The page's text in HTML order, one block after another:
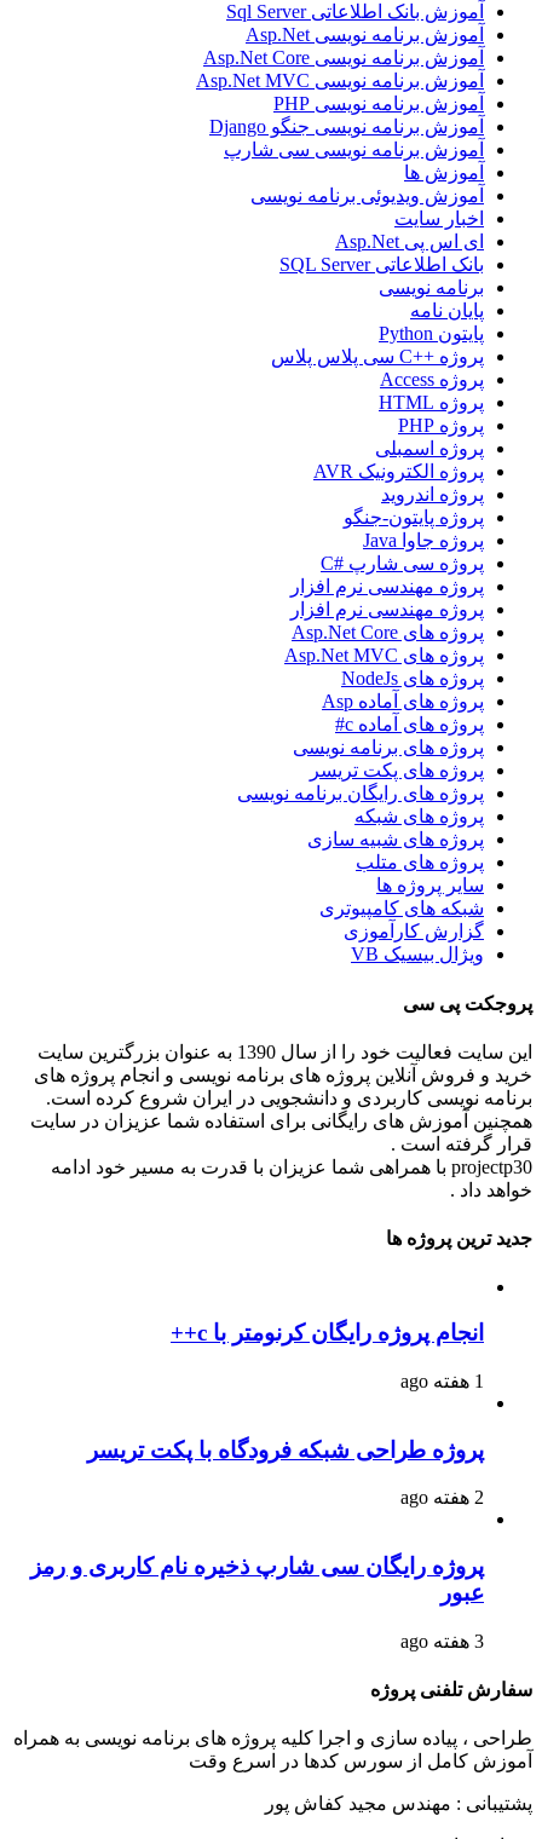
آموزش بانک اطلاعاتی Sql Server
آموزش برنامه نویسی Asp.Net
آموزش برنامه نویسی Asp.Net Core
آموزش برنامه نویسی Asp.Net MVC
آموزش برنامه نویسی PHP
آموزش برنامه نویسی جنگو Django
آموزش برنامه نویسی سی شارپ
آموزش ها
آموزش ویدیوئی برنامه نویسی
اخبار سایت
ای اس پی Asp.Net
بانک اطلاعاتی SQL Server
برنامه نویسی
پایان نامه
پایتون Python
پروژه ++C سی پلاس پلاس
پروژه Access
پروژه HTML
پروژه PHP
پروژه اسمبلی
پروژه الکترونیک AVR
پروژه اندروید
پروژه پایتون-جنگو
پروژه جاوا Java
پروژه سی شارپ #C
پروژه مهندسی نرم افزار
پروژه مهندسی نرم افزار
پروژه های Asp.Net Core
پروژه های Asp.Net MVC
پروژه های NodeJs
پروژه های آماده Asp
پروژه های آماده c#
پروژه های برنامه نویسی
پروژه های پکت تریسر
پروژه های رایگان برنامه نویسی
پروژه های شبکه
پروژه های شبیه سازی
پروژه های متلب
سایر پروژه ها
شبکه های کامپیوتری
گزارش کارآموزی
ویژال بیسیک VB
پروجکت پی سی
این سایت فعالیت خود را از سال 1390 به عنوان بزرگترین سایت
خرید و فروش آنلاین پروژه های برنامه نویسی و انجام پروژه های
برنامه نویسی کاربردی و دانشجویی در ایران شروع کرده است.
همچنین آموزش های رایگانی برای استفاده شما عزیزان در سایت
قرار گرفته است .
projectp30 با همراهی شما عزیزان با قدرت به مسیر خود ادامه
خواهد داد .
جدید ترین پروژه ها
انجام پروژه رایگان کرنومتر با c++
1 هفته ago
پروژه طراحی شبکه فرودگاه با پکت تریسر
2 هفته ago
پروژه رایگان سی شارپ ذخیره نام کاربری و رمز
عبور
3 هفته ago
سفارش تلفنی پروژه
طراحی ، پیاده سازی و اجرا کلیه پروژه های برنامه نویسی به همراه
آموزش کامل از سورس کدها در اسرع وقت
پشتیبانی : مهندس مجید کفاش پور